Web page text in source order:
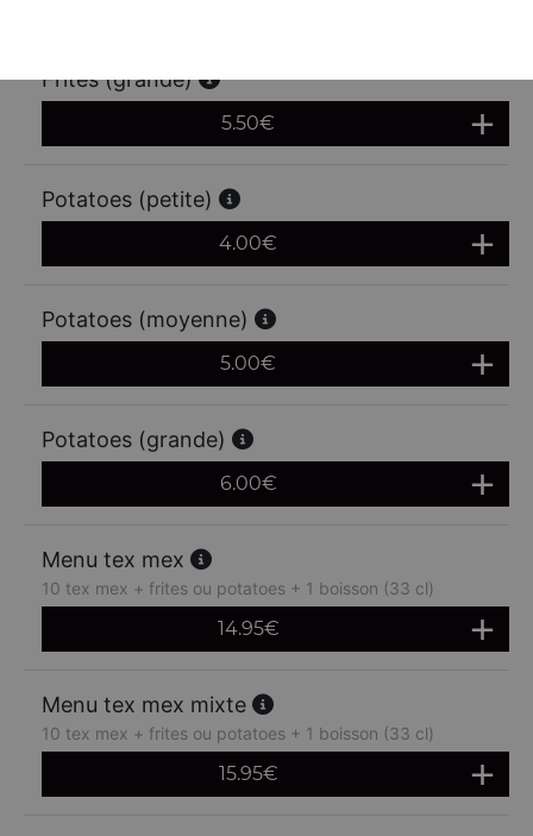
Frites (grande)
5.50€
Potatoes (petite)
4.00€
Potatoes (moyenne)
5.00€
Potatoes (grande)
6.00€
Menu tex mex
10 tex mex + frites ou potatoes + 1 boisson (33 cl)
14.95€
Menu tex mex mixte
10 tex mex + frites ou potatoes + 1 boisson (33 cl)
15.95€